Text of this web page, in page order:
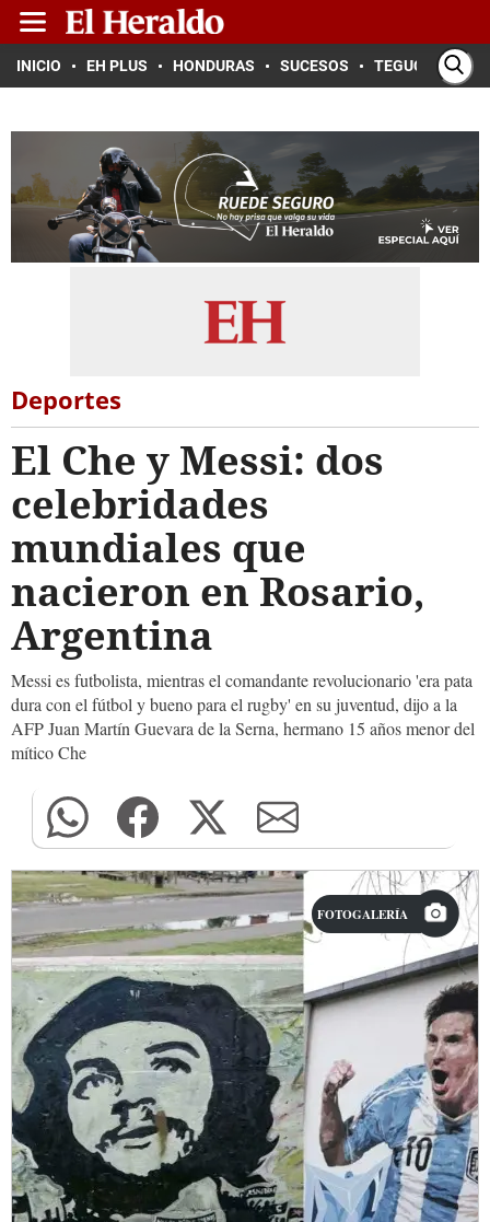
INICIO EH PLUS HONDURAS SUCESOS TEGUCIGALPA
Deportes
El Che y Messi: dos
celebridades
mundiales que
nacieron en Rosario,
Argentina
Messi es futbolista, mientras el comandante revolucionario 'era pata
dura con el fútbol y bueno para el rugby' en su juventud, dijo a la
AFP Juan Martín Guevara de la Serna, hermano 15 años menor del
mítico Che
FOTOGALERÍA